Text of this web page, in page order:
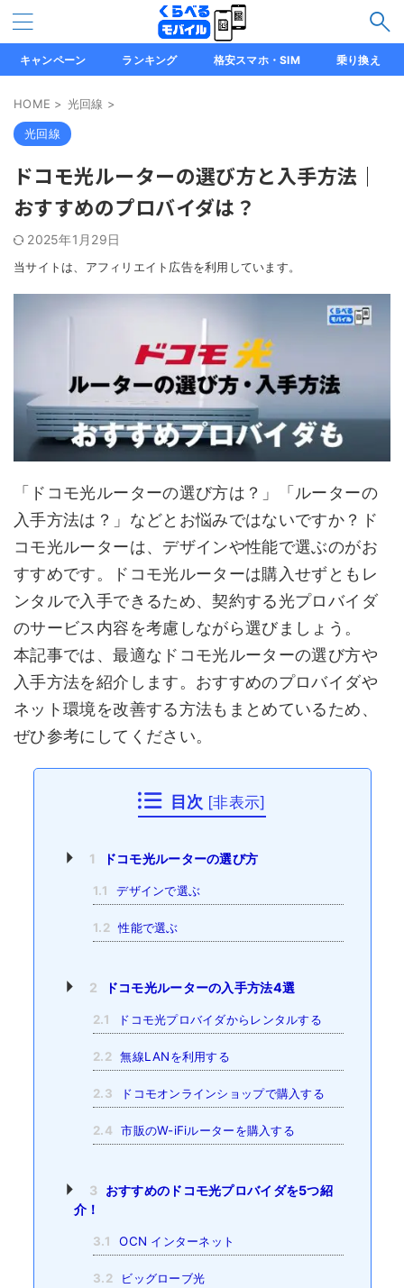
キャンペーン ランキング 格安スマホ・SIM 乗り換え
HOME > 光回線 >
光回線
ドコモ光ルーターの選び方と入手方法｜
おすすめのプロバイダは？
2025年1月29日
当サイトは、アフィリエイト広告を利用しています。
「ドコモ光ルーターの選び方は？」「ルーターの
入手方法は？」などとお悩みではないですか？ド
コモ光ルーターは、デザインや性能で選ぶのがお
すすめです。ドコモ光ルーターは購入せずともレ
ンタルで入手できるため、契約する光プロバイダ
のサービス内容を考慮しながら選びましょう。
本記事では、最適なドコモ光ルーターの選び方や
入手方法を紹介します。おすすめのプロバイダや
ネット環境を改善する方法もまとめているため、
ぜひ参考にしてください。
目次 [非表示]
1 ドコモ光ルーターの選び方
1.1 デザインで選ぶ
1.2 性能で選ぶ
2 ドコモ光ルーターの入手方法4選
2.1 ドコモ光プロバイダからレンタルする
2.2 無線LANを利用する
2.3 ドコモオンラインショップで購入する
2.4 市販のW-iFiルーターを購入する
3 おすすめのドコモ光プロバイダを5つ紹
介！
3.1 OCN インターネット
3.2 ビッグローブ光